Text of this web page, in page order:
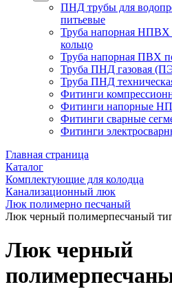
ПНД трубы для
питьевые
Труба напорная НПВХ
кольцо
Труба напорная ПВХ
Труба ПНД газовая
Труба ПНД
Фитинги
Фитинги напорные
Фитинги сварные
Фитинги
Главная страница
Каталог
Комплектующие для колодца
Канализационный люк
Люк полимерно песчаный
Люк черный полимерпесчаный
Люк черный